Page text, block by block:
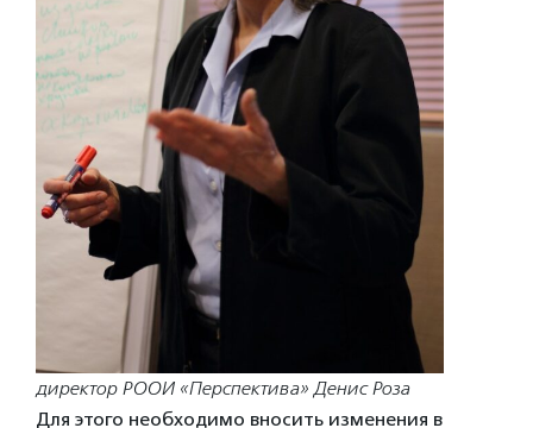
директор РООИ «Перспектива» Денис Роза
Для этого необходимо вносить изменения в